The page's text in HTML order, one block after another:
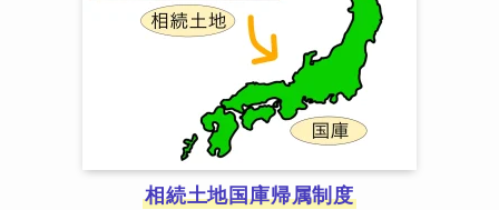
相続土地国庫帰属制度